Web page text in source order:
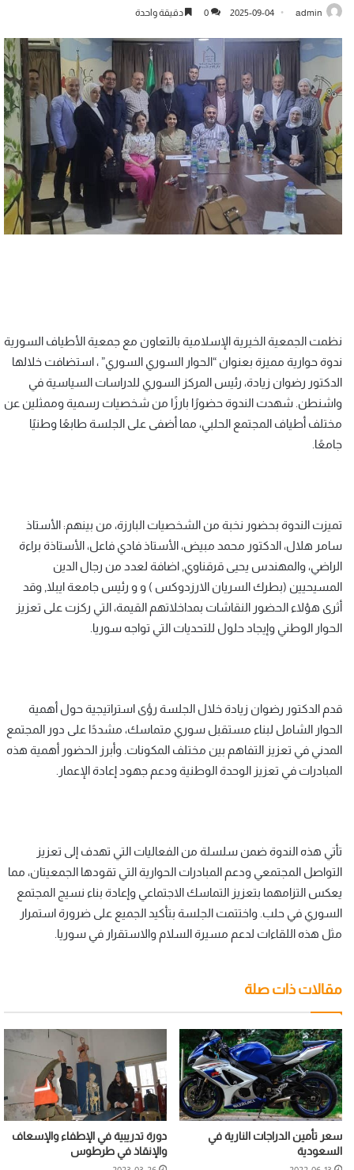
admin
2025-09-04
0 دقيقة واحدة
نظمت الجمعية الخيرية الإسلامية بالتعاون مع جمعية الأطياف السورية
ندوة حوارية مميزة بعنوان “الحوار السوري السوري” ، استضافت خلالها
الدكتور رضوان زيادة، رئيس المركز السوري للدراسات السياسية في
واشنطن. شهدت الندوة حضورًا بارزًا من شخصيات رسمية وممثلين عن
مختلف أطياف المجتمع الحلبي، مما أضفى على الجلسة طابعًا وطنيًا
جامعًا.
تميزت الندوة بحضور نخبة من الشخصيات البارزة، من بينهم: الأستاذ
سامر هلال، الدكتور محمد مبيض، الأستاذ فادي فاعل، الأستاذة براءة
الراضي، والمهندس يحيى قرقناوي, اضافة لعدد من رجال الدين
المسيحيين (بطرك السريان الارزدوكس ) و و رئيس جامعة ايبلا, وقد
أثرى هؤلاء الحضور النقاشات بمداخلاتهم القيمة، التي ركزت على تعزيز
الحوار الوطني وإيجاد حلول للتحديات التي تواجه سوريا.
قدم الدكتور رضوان زيادة خلال الجلسة رؤى استراتيجية حول أهمية
الحوار الشامل لبناء مستقبل سوري متماسك، مشددًا على دور المجتمع
المدني في تعزيز التفاهم بين مختلف المكونات. وأبرز الحضور أهمية هذه
المبادرات في تعزيز الوحدة الوطنية ودعم جهود إعادة الإعمار.
تأتي هذه الندوة ضمن سلسلة من الفعاليات التي تهدف إلى تعزيز
التواصل المجتمعي ودعم المبادرات الحوارية التي تقودها الجمعيتان، مما
يعكس التزامهما بتعزيز التماسك الاجتماعي وإعادة بناء نسيج المجتمع
السوري في حلب. واختتمت الجلسة بتأكيد الجميع على ضرورة استمرار
مثل هذه اللقاءات لدعم مسيرة السلام والاستقرار في سوريا.
مقالات ذات صلة
سعر تأمين الدراجات النارية في
السعودية
دورة تدريبية في الإطفاء والإسعاف
والإنقاذ في طرطوس